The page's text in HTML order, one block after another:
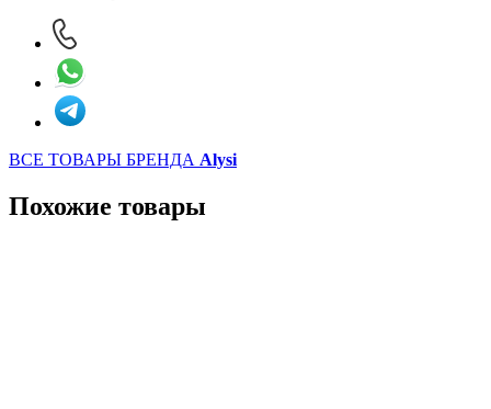
ВСЕ ТОВАРЫ БРЕНДА Alysi
Похожие товары